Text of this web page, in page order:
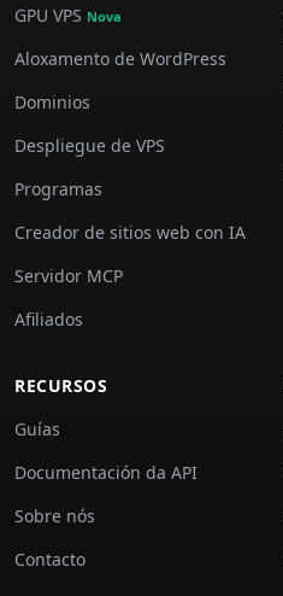
GPU VPS Nova
Aloxamento de WordPress
Dominios
Despliegue de VPS
Programas
Creador de sitios web con IA
Servidor MCP
Afiliados
RECURSOS
Guías
Documentación da API
Sobre nós
Contacto